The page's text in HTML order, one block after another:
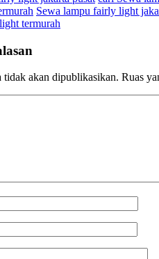
Sewa lampu fairly light
termurah
tidak akan dipublikasikan. Ruas